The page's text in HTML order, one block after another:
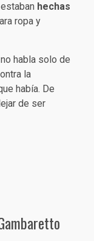
hechas
ropa y
no habla solo de
la
había. De
de ser